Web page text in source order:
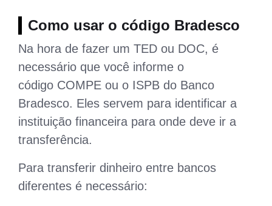
Como usar o código Bradesco
Na hora de fazer um TED ou DOC, é
necessário que você informe o
código COMPE ou o ISPB do Banco
Bradesco. Eles servem para identificar a
instituição financeira para onde deve ir a
transferência.
Para transferir dinheiro entre bancos
diferentes é necessário: